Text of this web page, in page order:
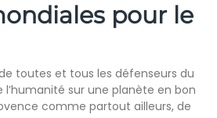
pour le
toutes et tous les défenseurs du
sur une planète en bon
comme partout ailleurs, de